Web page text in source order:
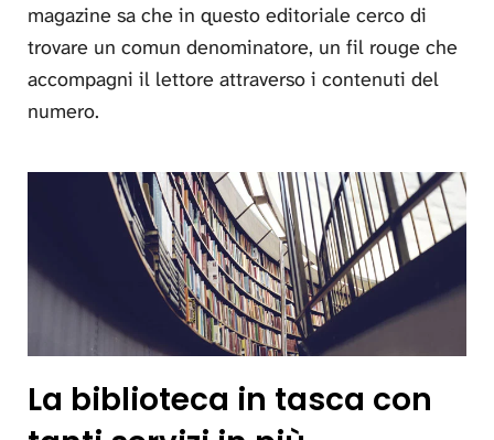
magazine sa che in questo editoriale cerco di
trovare un comun denominatore, un fil rouge che
accompagni il lettore attraverso i contenuti del
numero.
La biblioteca in tasca con